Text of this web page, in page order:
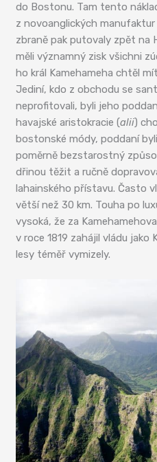
do Bostonu. Tam tento
z novoanglických
zbraně pak putovaly zpět na
měli významný zisk všichni
ho král Kamehameha chtěl
Jediní, kdo z obchodu se
neprofitovali, byli jeho
havajské aristokracie (alii)
bostonské módy, poddaní
poměrně bezstarostný
dřinou těžit a ručně
lahainského přístavu. Často
větší než 30 km. Touha po
vysoká, že za
v roce 1819 zahájil vládu jako
lesy téměř vymizely.